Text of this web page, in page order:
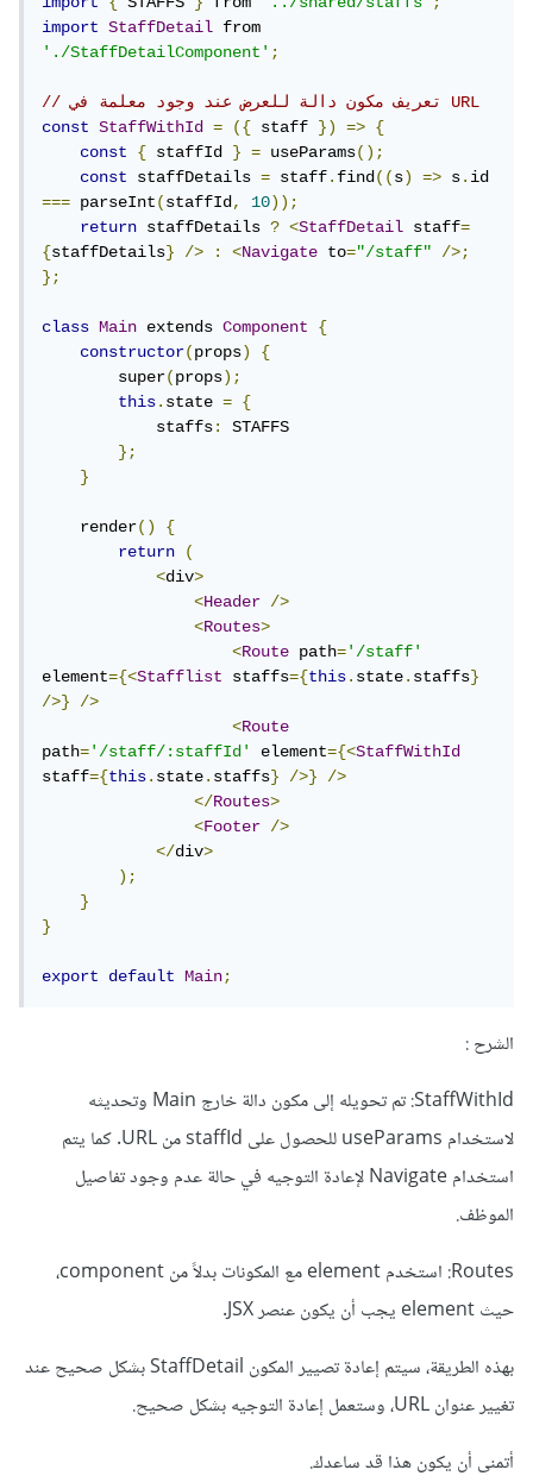
import
StaffDetail
'./StaffDetailComponent';
// تعريف مكون دالة للعرض عند وجود معلمة في URL
const
StaffWithId = ({ staff }) =>
{
const
{ staffId } = useParams();
const
staffDetails = staff.find((s) => s.
=== parseInt(staffId, 10));
return staffDetails ? <StaffDetail staff=
{staffDetails} /> : <Navigate to="/staff"
/>;
};
class Main extends Component
{
constructor(props)
{
        super
(props);
this.state =
{
            staffs
:
STAFFS
};
}
    render
()
{
return
(
<div>
<Header
/>
<Routes>
<Route path='/staff'
element={<Stafflist staffs={this.state.staffs}
/>}
/>
<Route
path='/staff/:staffId' element={<StaffWithId
staff={this.state.staffs} />}
/>
</Routes>
<Footer
/>
</div>
);
}
}
export default Main;
الشرح
StaffWithId: تم تحويله إلى مكون دالة خارج Main وتحديثه
لاستخدام useParams للحصول على staffId من URL. كما يتم
استخدام Navigate لإعادة التوجيه في حالة عدم وجود تفاصيل
الموظف.
Routes: استخدم element مع المكونات بدلاً من component،
حيث element يجب أن يكون عنصر JSX.
بهذه الطريقة، سيتم إعادة تصيير المكون StaffDetail بشكل صحيح عند
تغيير عنوان URL، وستعمل إعادة التوجيه بشكل صحيح.
أتمنى أن يكون هذا قد ساعدك.